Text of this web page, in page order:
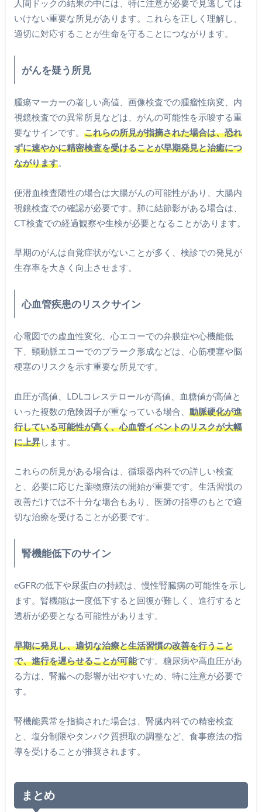
人間ドックの結果の中には、特に注意が必要で見逃しては
いけない重要な所見があります。これらを正しく理解し、
適切に対応することが生命を守ることにつながります。
がんを疑う所見
腫瘍マーカーの著しい高値、画像検査での腫瘤性病変、内
視鏡検査での異常所見などは、がんの可能性を示唆する重
要なサインです。 これらの所見が指摘された場合は、恐れ
ずに速やかに精密検査を受けることが早期発見と治癒につ
ながります。
便潜血検査陽性の場合は大腸がんの可能性があり、大腸内
視鏡検査での確認が必要です。肺に結節影がある場合は、
CT検査での経過観察や生検が必要となることがあります。
早期のがんは自覚症状がないことが多く、検診での発見が
生存率を大きく向上させます。
心血管疾患のリスクサイン
心電図での虚血性変化、心エコーでの弁膜症や心機能低
下、頸動脈エコーでのプラーク形成などは、心筋梗塞や脳
梗塞のリスクを示す重要な所見です。
血圧が高値、LDLコレステロールが高値、血糖値が高値と
いった複数の危険因子が重なっている場合、 動脈硬化が進
行している可能性が高く、心血管イベントのリスクが大幅
に上昇します。
これらの所見がある場合は、循環器内科での詳しい検査
と、必要に応じた薬物療法の開始が重要です。生活習慣の
改善だけでは不十分な場合もあり、医師の指導のもとで適
切な治療を受けることが必要です。
腎機能低下のサイン
eGFRの低下や尿蛋白の持続は、慢性腎臓病の可能性を示し
ます。腎機能は一度低下すると回復が難しく、進行すると
透析が必要となる可能性があります。
早期に発見し、適切な治療と生活習慣の改善を行うこと
で、進行を遅らせることが可能です。糖尿病や高血圧があ
る方は、腎臓への影響が出やすいため、特に注意が必要で
す。
腎機能異常を指摘された場合は、腎臓内科での精密検査
と、塩分制限やタンパク質摂取の調整など、食事療法の指
導を受けることが推奨されます。
まとめ